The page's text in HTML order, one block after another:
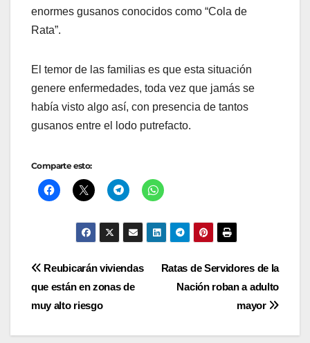
enormes gusanos conocidos como “Cola de
Rata”.
El temor de las familias es que esta situación
genere enfermedades, toda vez que jamás se
había visto algo así, con presencia de tantos
gusanos entre el lodo putrefacto.
Comparte esto:
Navegación
de
entradas
Ratas de Servidores de la
Nación roban a adulto
mayor
Reubicarán viviendas
que están en zonas de
muy alto riesgo